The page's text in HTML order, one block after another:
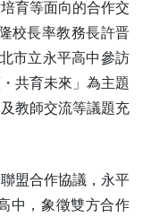
育等面向的合作交
校長率教務長許晋
市立永平高中參訪
共育未來」為主題
教師交流等議題充
盟合作協議，永平
中，象徵雙方合作